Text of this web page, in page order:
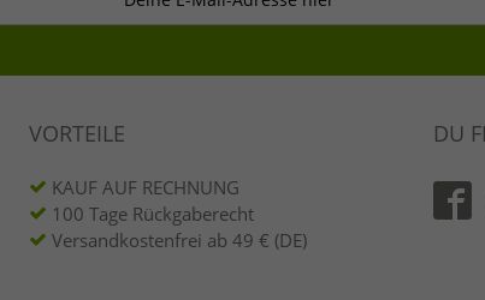
VORTEILE
KAUF AUF RECHNUNG
100 Tage Rückgaberecht
Versandkostenfrei ab 49 € (DE)
DU